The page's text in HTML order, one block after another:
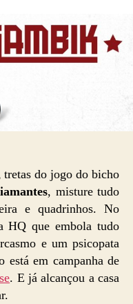
tretas do jogo do bicho
, misture tudo
e quadrinhos. No
HQ que embola tudo
e um psicopata
está em campanha de
. E já alcançou a casa